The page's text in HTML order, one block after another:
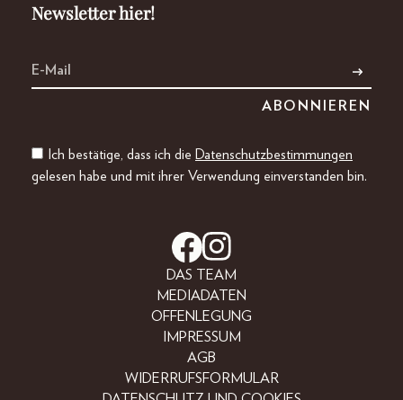
Newsletter hier!
Ich bestätige, dass ich die Datenschutzbestimmungen
gelesen habe und mit ihrer Verwendung einverstanden bin.
DAS TEAM
MEDIADATEN
OFFENLEGUNG
IMPRESSUM
AGB
WIDERRUFSFORMULAR